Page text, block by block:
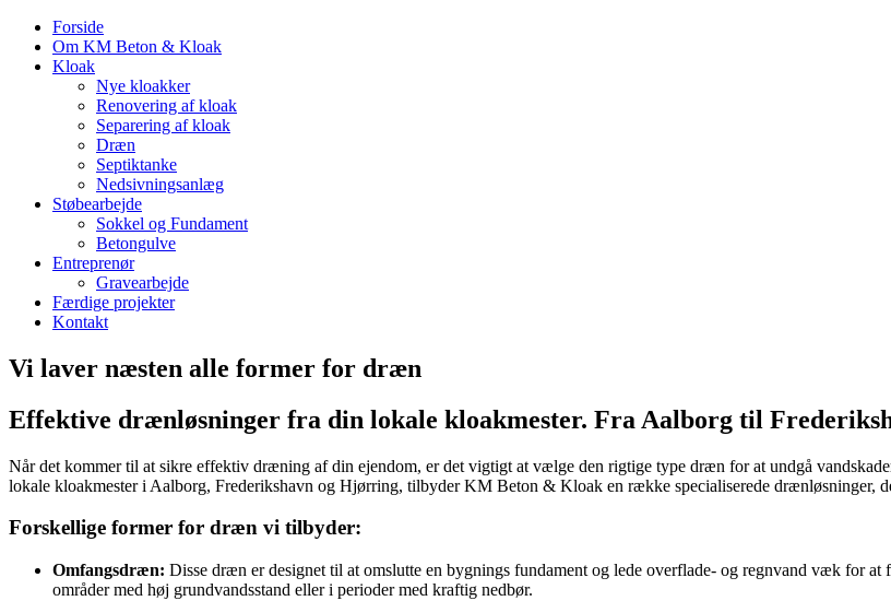
Forside
Om KM Beton & Kloak
Kloak
Nye kloakker
Renovering af kloak
Separering af kloak
Dræn
Septiktanke
Nedsivningsanlæg
Støbearbejde
Sokkel og Fundament
Betongulve
Entreprenør
Gravearbejde
Færdige projekter
Kontakt
Vi laver næsten alle former for dræn
Effektive drænløsninger fra din lokale kloakmester. Fra Aalborg til
Når det kommer til at sikre effektiv dræning af din ejendom, er det vigtigt at vælge den rigtige type dræn for at undgå
lokale kloakmester i Aalborg, Frederikshavn og Hjørring, tilbyder KM Beton & Kloak en række specialiserede drænløsninger,
Forskellige former for dræn vi tilbyder:
Omfangsdræn: Disse dræn er designet til at omslutte en bygnings fundament og lede overflade- og regnvand væk for
områder med høj grundvandsstand eller i perioder med kraftig nedbør.